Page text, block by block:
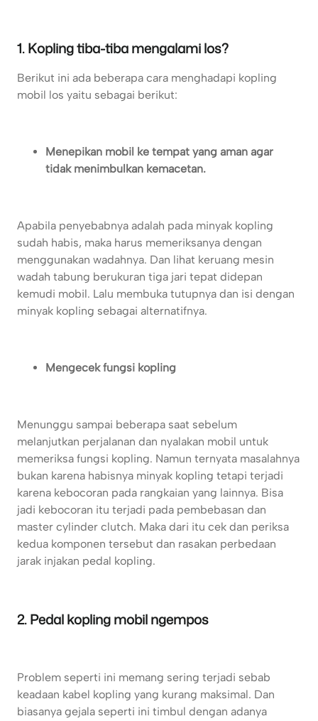
1. Kopling tiba-tiba mengalami los?
Berikut ini ada beberapa cara menghadapi kopling
mobil los yaitu sebagai berikut:
Menepikan mobil ke tempat yang aman agar
tidak menimbulkan kemacetan.
Apabila penyebabnya adalah pada minyak kopling
sudah habis, maka harus memeriksanya dengan
menggunakan wadahnya. Dan lihat keruang mesin
wadah tabung berukuran tiga jari tepat didepan
kemudi mobil. Lalu membuka tutupnya dan isi dengan
minyak kopling sebagai alternatifnya.
Mengecek fungsi kopling
Menunggu sampai beberapa saat sebelum
melanjutkan perjalanan dan nyalakan mobil untuk
memeriksa fungsi kopling. Namun ternyata masalahnya
bukan karena habisnya minyak kopling tetapi terjadi
karena kebocoran pada rangkaian yang lainnya. Bisa
jadi kebocoran itu terjadi pada pembebasan dan
master cylinder clutch. Maka dari itu cek dan periksa
kedua komponen tersebut dan rasakan perbedaan
jarak injakan pedal kopling.
2. Pedal kopling mobil ngempos
Problem seperti ini memang sering terjadi sebab
keadaan kabel kopling yang kurang maksimal. Dan
biasanya gejala seperti ini timbul dengan adanya